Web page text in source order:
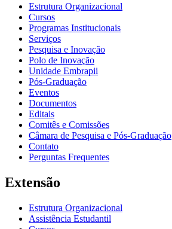
Estrutura Organizacional
Cursos
Programas Institucionais
Serviços
Pesquisa e Inovação
Polo de Inovação
Unidade Embrapii
Pós-Graduação
Eventos
Documentos
Editais
Comitês e Comissões
Câmara de Pesquisa e Pós-Graduação
Contato
Perguntas Frequentes
Extensão
Estrutura Organizacional
Assistência Estudantil